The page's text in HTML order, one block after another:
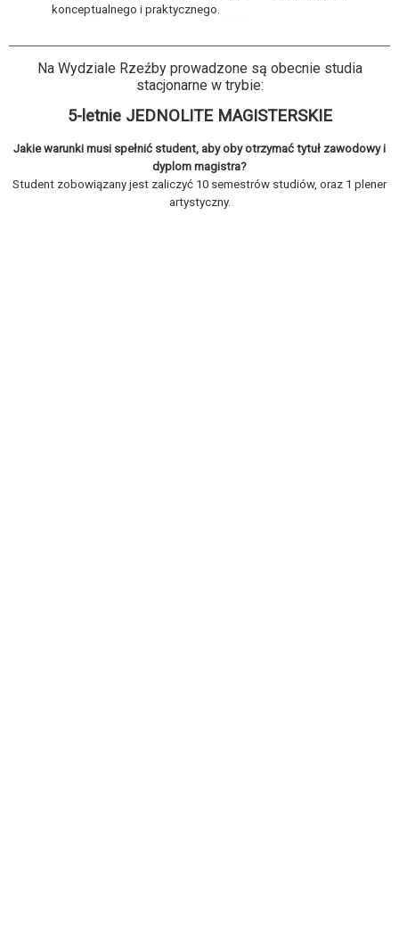
konceptualnego i praktycznego.
Na Wydziale Rzeźby prowadzone są obecnie studia
stacjonarne w trybie:
5-letnie JEDNOLITE MAGISTERSKIE
Jakie warunki musi spełnić student, aby oby otrzymać tytuł zawodowy i
dyplom magistra?
Student zobowiązany jest zaliczyć 10 semestrów studiów, oraz 1 plener
artystyczny.